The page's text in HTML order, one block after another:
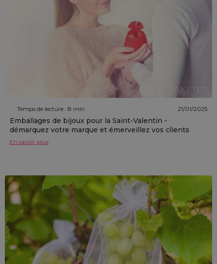
Temps de lecture : 8 min 21/01/2025
Emballages de bijoux pour la Saint-Valentin -
démarquez votre marque et émerveillez vos clients
En savoir plus